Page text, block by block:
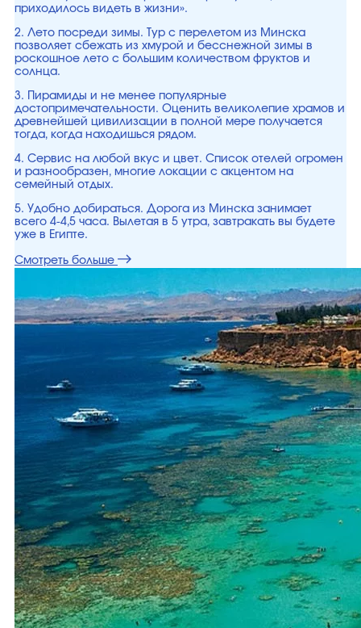
приходилось видеть в жизни».
2. Лето посреди зимы. Тур с перелетом из Минска
позволяет сбежать из хмурой и бесснежной зимы в
роскошное лето с большим количеством фруктов и
солнца.
3. Пирамиды и не менее популярные
достопримечательности. Оценить великолепие храмов и
древнейшей цивилизации в полной мере получается
тогда, когда находишься рядом.
4. Сервис на любой вкус и цвет. Список отелей огромен
и разнообразен, многие локации с акцентом на
семейный отдых.
5. Удобно добираться. Дорога из Минска занимает
всего 4-4,5 часа. Вылетая в 5 утра, завтракать вы будете
уже в Египте.
Смотреть больше